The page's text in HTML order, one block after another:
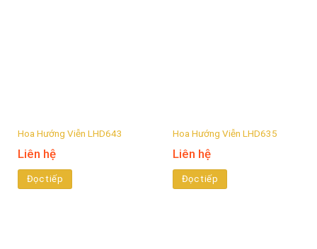
Hoa Hướng Viễn LHD643
Liên hệ
Đọc tiếp
Hoa Hướng Viễn LHD635
Liên hệ
Đọc tiếp